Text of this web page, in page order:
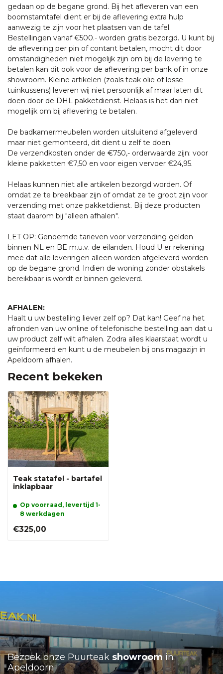
gedaan op de begane grond. Bij het afleveren van een
boomstamtafel dient er bij de aflevering extra hulp
aanwezig te zijn voor het plaatsen van de tafel.
Bestellingen vanaf €500.- worden gratis bezorgd. U kunt bij
de aflevering per pin of contant betalen, mocht dit door
omstandigheden niet mogelijk zijn om bij de levering te
betalen kan dit ook voor de aflevering per bank of in onze
showroom. Kleine artikelen (zoals teak olie of losse
tuinkussens) leveren wij niet persoonlijk af maar laten dit
doen door de DHL pakketdienst. Helaas is het dan niet
mogelijk om bij aflevering te betalen.
De badkamermeubelen worden uitsluitend afgeleverd
maar niet gemonteerd, dit dient u zelf te doen.
De verzendkosten onder de €750,- orderwaarde zijn: voor
kleine pakketten €7,50 en voor eigen vervoer €24,95.
Helaas kunnen niet alle artikelen bezorgd worden. Of
omdat ze te breekbaar zijn of omdat ze te groot zijn voor
verzending met onze pakketdienst. Bij deze producten
staat daarom bij "alleen afhalen".
LET OP: Genoemde tarieven voor verzending gelden
binnen NL en BE m.u.v. de eilanden. Houd U er rekening
mee dat alle leveringen alleen worden afgeleverd worden
op de begane grond. Indien de woning zonder obstakels
bereikbaar is wordt er binnen geleverd.
AFHALEN:
Haalt u uw bestelling liever zelf op? Dat kan! Geef na het
afronden van uw online of telefonische bestelling aan dat u
uw product zelf wilt afhalen. Zodra alles klaarstaat wordt u
geïnformeerd en kunt u de meubelen bij ons magazijn in
Apeldoorn afhalen.
Recent bekeken
Teak statafel - bartafel
inklapbaar
Op voorraad, levertijd 1-
8 werkdagen
€325,00
Bezoek onze Puurteak showroom in
Apeldoorn